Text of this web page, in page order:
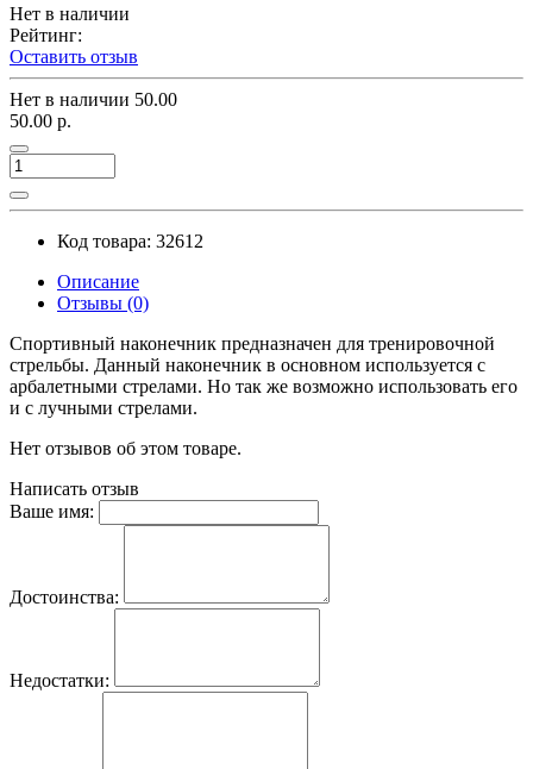
Нет в наличии
Рейтинг:
Оставить отзыв
Нет в наличии 50.00
50.00 р.
Код товара: 32612
Описание
Отзывы (0)
Спортивный наконечник предназначен для тренировочной
стрельбы. Данный наконечник в основном используется с
арбалетными стрелами. Но так же возможно использовать его
и с лучными стрелами.
Нет отзывов об этом товаре.
Написать отзыв
Ваше имя:
Достоинства:
Недостатки: